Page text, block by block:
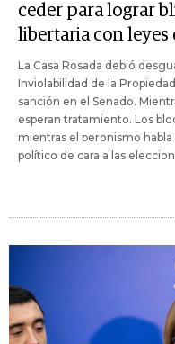
ceder para lograr
libertaria con leyes
La Casa Rosada debió
Inviolabilidad de la
sanción en el Senado.
esperan tratamiento. Los
mientras el peronismo
político de cara a las